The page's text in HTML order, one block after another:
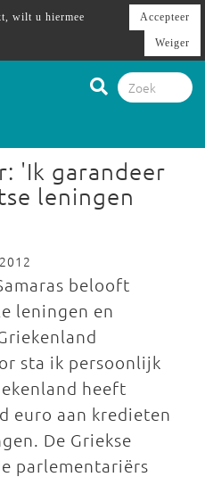
'Ik garandeer
leningen
belooft
leningen en
sta ik persoonlijk
heeft
euro aan kredieten
De Griekse
parlementariërs
wilt u hiermee
Accepteer
Weiger